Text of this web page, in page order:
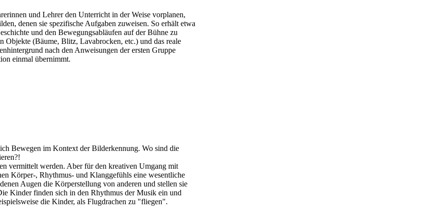
und Lehrer den Unterricht in der Weise vorplanen,
denen sie spezifische Aufgaben zuweisen. So erhält etwa
und den Bewegungsabläufen auf der Bühne zu
Objekte (Bäume, Blitz, Lavabrocken, etc.) und das reale
nach den Anweisungen der ersten Gruppe
einmal übernimmt.
Bewegen im Kontext der Bilderkennung. Wo sind die
vermittelt werden. Aber für den kreativen Umgang mit
Körper-, Rhythmus- und Klanggefühls eine wesentliche
Augen die Körperstellung von anderen und stellen sie
Kinder finden sich in den Rhythmus der Musik ein und
die Kinder, als Flugdrachen zu "fliegen".